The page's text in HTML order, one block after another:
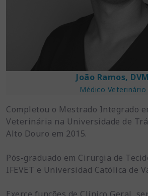
João Ramos, DVM
Médico Veterinário
Completou o Mestrado Integrado
Veterinária na Universidade de
Alto Douro em 2015.
Pós-graduado em Cirurgia de
IFEVET e Universidad Católica de